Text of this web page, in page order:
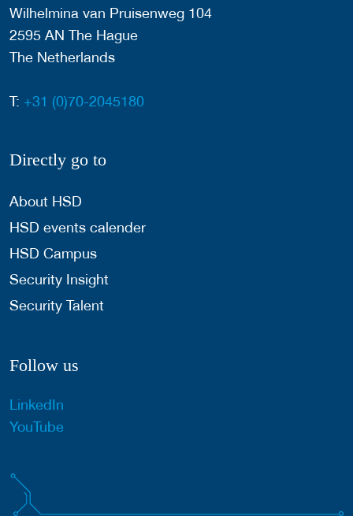
Wilhelmina van Pruisenweg 104
2595 AN The Hague
The Netherlands
T: +31 (0)70-2045180
Directly go to
About HSD
HSD events calender
HSD Campus
Security Insight
Security Talent
Follow us
LinkedIn
YouTube